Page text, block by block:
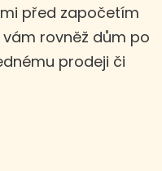
před započetím
rovněž dům po
prodeji či